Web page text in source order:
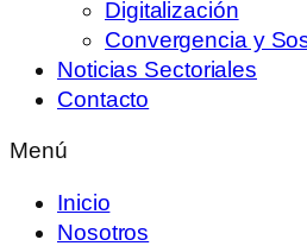
Digitalización
Convergencia y
Noticias Sectoriales
Contacto
Menú
Inicio
Nosotros